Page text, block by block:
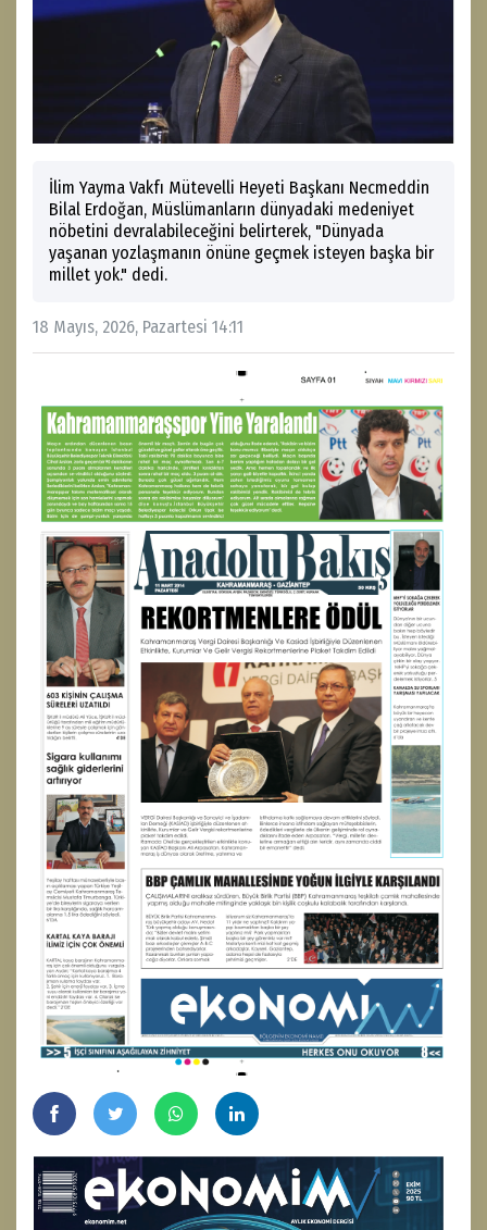
İlim Yayma Vakfı Mütevelli Heyeti Başkanı Necmeddin
Bilal Erdoğan, Müslümanların dünyadaki medeniyet
nöbetini devralabileceğini belirterek, "Dünyada
yaşanan yozlaşmanın önüne geçmek isteyen başka bir
millet yok." dedi.
18 Mayıs, 2026, Pazartesi 14:11